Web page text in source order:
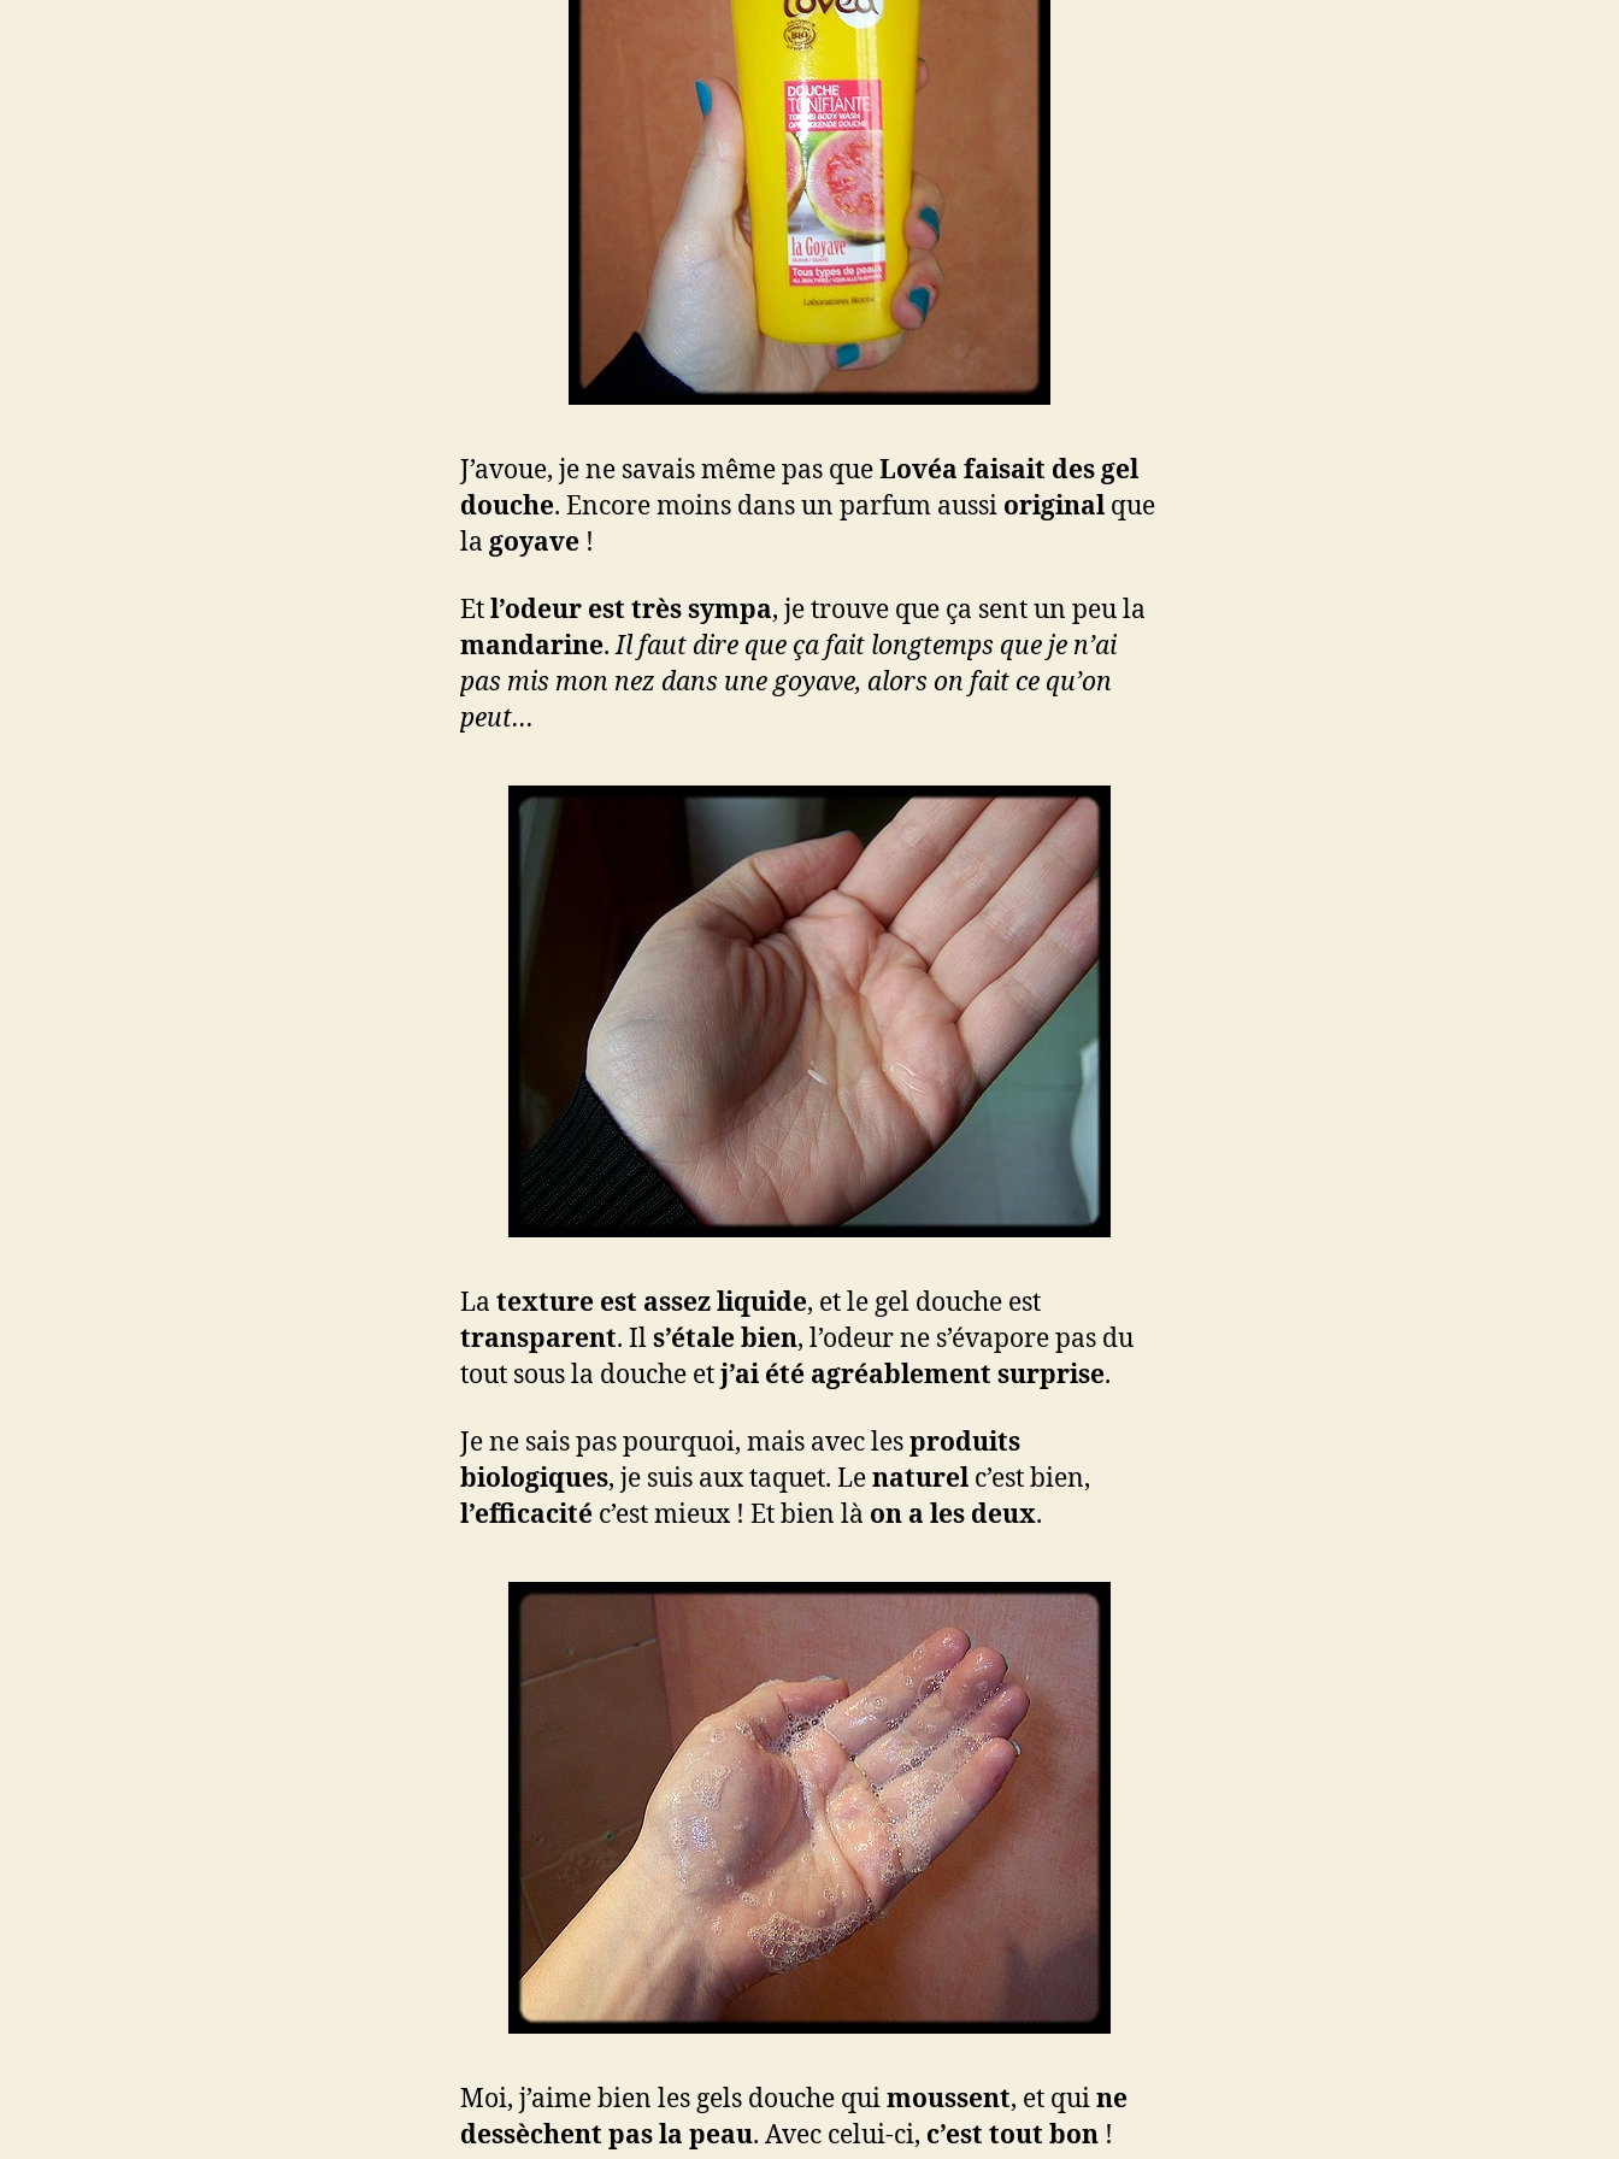
J’avoue, je ne savais même pas queLovéa faisait des gel
douche. Encore moins dans un parfum aussi original que
la goyave !
Etl’odeur est très sympa, je trouve que ça sent un peu la
mandarine.Il faut dire que ça fait longtemps que je n’ai
pas mis mon nez dans une goyave, alors on fait ce qu’on
peut…
La texture est assez liquide, et le gel douche est
transparent. Ils’étale bien, l’odeur ne s’évapore pas du
tout sous la douche etj’ai été agréablement surprise.
Je ne sais pas pourquoi, mais avec lesproduits
biologiques, je suis aux taquet. Lenaturel c’est bien,
l’efficacité c’est mieux ! Et bien là on a les deux.
Moi, j’aime bien les gels douche quimoussent, et quine
dessèchent pas la peau. Avec celui-ci, c’est tout bon !